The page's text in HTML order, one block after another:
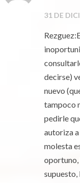
31 DE
decirse)
nuevo
tampoco
pedirle
autoriza
molesta
oportuno,